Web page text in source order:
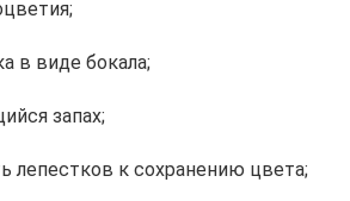
в виде бокала;
запах;
лепестков к сохранению цвета;